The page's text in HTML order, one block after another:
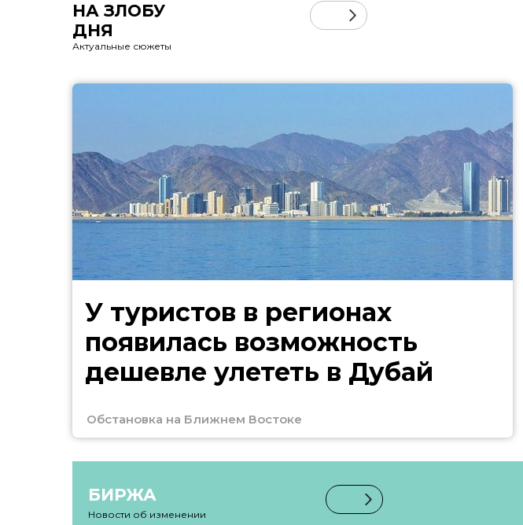
НА ЗЛОБУ
ДНЯ
Актуальные сюжеты
У туристов в регионах
появилась возможность
дешевле улететь в Дубай
Обстановка на Ближнем Востоке
БИРЖА
Новости об изменении